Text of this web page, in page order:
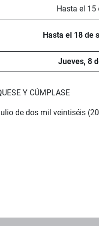
Hasta el 15
Hasta el 18 de
Jueves, 8
Y CÚMPLASE
de dos mil veintiséis